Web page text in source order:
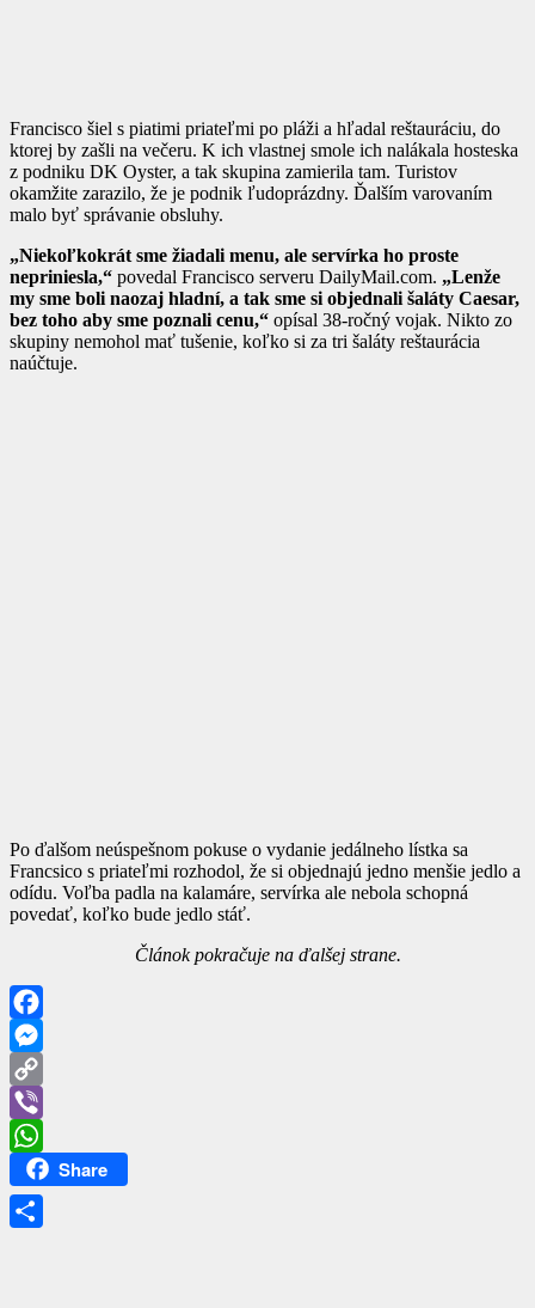
Francisco šiel s piatimi priateľmi po pláži a hľadal reštauráciu, do
ktorej by zašli na večeru. K ich vlastnej smole ich nalákala hosteska
z podniku DK Oyster, a tak skupina zamierila tam. Turistov
okamžite zarazilo, že je podnik ľudoprázdny. Ďalším varovaním
malo byť správanie obsluhy.
„Niekoľkokrát sme žiadali menu, ale servírka ho proste
nepriniesla,“ povedal Francisco serveru DailyMail.com. „Lenže
my sme boli naozaj hladní, a tak sme si objednali šaláty Caesar,
bez toho aby sme poznali cenu,“ opísal 38-ročný vojak. Nikto zo
skupiny nemohol mať tušenie, koľko si za tri šaláty reštaurácia
naúčtuje.
Po ďalšom neúspešnom pokuse o vydanie jedálneho lístka sa
Francsico s priateľmi rozhodol, že si objednajú jedno menšie jedlo a
odídu. Voľba padla na kalamáre, servírka ale nebola schopná
povedať, koľko bude jedlo stáť.
Článok pokračuje na ďalšej strane.
Facebook
Messenger
Copy
Link
Viber
WhatsApp
Share